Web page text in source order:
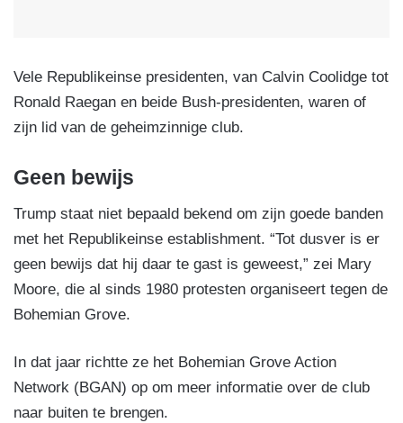
Vele Republikeinse presidenten, van Calvin Coolidge tot
Ronald Raegan en beide Bush-presidenten, waren of
zijn lid van de geheimzinnige club.
Geen bewijs
Trump staat niet bepaald bekend om zijn goede banden
met het Republikeinse establishment. “Tot dusver is er
geen bewijs dat hij daar te gast is geweest,” zei Mary
Moore, die al sinds 1980 protesten organiseert tegen de
Bohemian Grove.
In dat jaar richtte ze het Bohemian Grove Action
Network (BGAN) op om meer informatie over de club
naar buiten te brengen.